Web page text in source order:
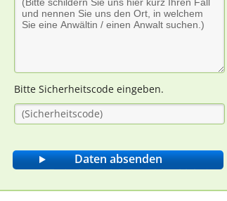
Bitte Sicherheitscode eingeben.